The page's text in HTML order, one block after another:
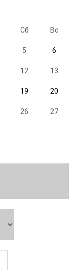
Сб Вс
5 6
12 13
19 20
26 27